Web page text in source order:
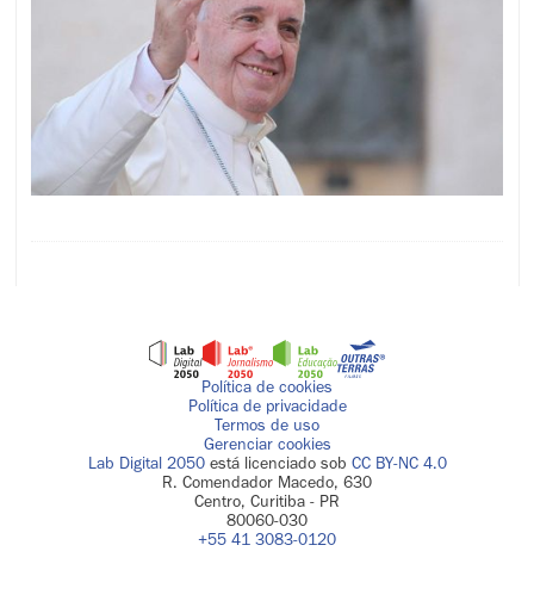
Política de cookies
Política de privacidade
Termos de uso
Gerenciar cookies
Lab Digital 2050 está licenciado sob CC BY-NC 4.0
R. Comendador Macedo, 630
Centro, Curitiba - PR
80060-030
+55 41 3083-0120